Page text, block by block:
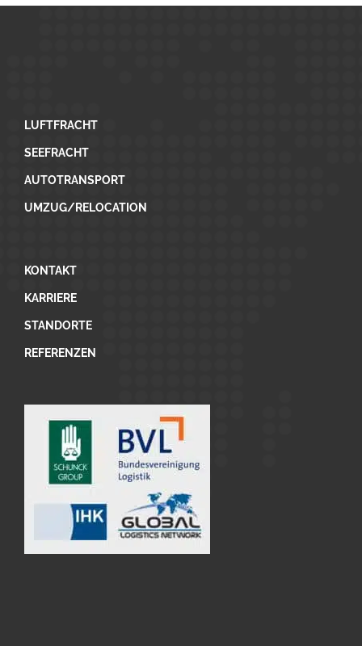
LUFTFRACHT
SEEFRACHT
AUTOTRANSPORT
UMZUG/RELOCATION
KONTAKT
KARRIERE
STANDORTE
REFERENZEN